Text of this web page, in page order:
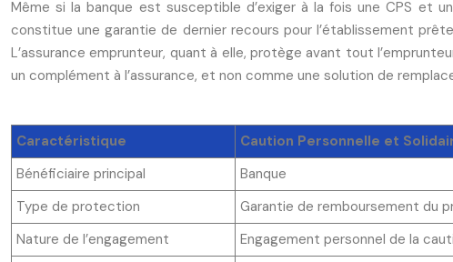
Même si la banque est susceptible d’exiger à la fois une CPS et
constitue une garantie de dernier recours pour l’établissement
L’assurance emprunteur, quant à elle, protège avant tout
un complément à l’assurance, et non comme une solution de
Caractéristique Caution Personnelle et
Bénéficiaire principal
Banque
Type de protection
Garantie de remboursement du
Nature de l’engagement
Engagement personnel de la